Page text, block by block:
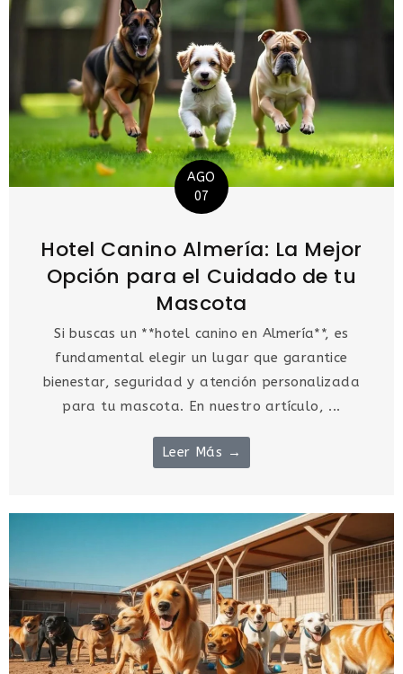
AGO
07
Hotel Canino Almería: La Mejor
Opción para el Cuidado de tu
Mascota
Si buscas un **hotel canino en Almería**, es
fundamental elegir un lugar que garantice
bienestar, seguridad y atención personalizada
para tu mascota. En nuestro artículo, ...
Leer Más →